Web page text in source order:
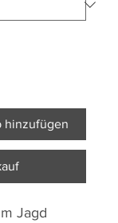
hinzufügen
Jagd